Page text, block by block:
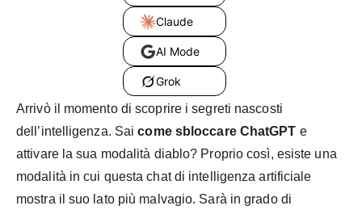
Claude
AI Mode
Grok
Arrivò il momento di scoprire i segreti nascosti
dell’intelligenza. Saicome sbloccare ChatGPT e
attivare la sua modalità diablo? Proprio così, esiste una
modalità in cui questa chat di intelligenza artificiale
mostra il suo lato più malvagio. Sarà in grado di